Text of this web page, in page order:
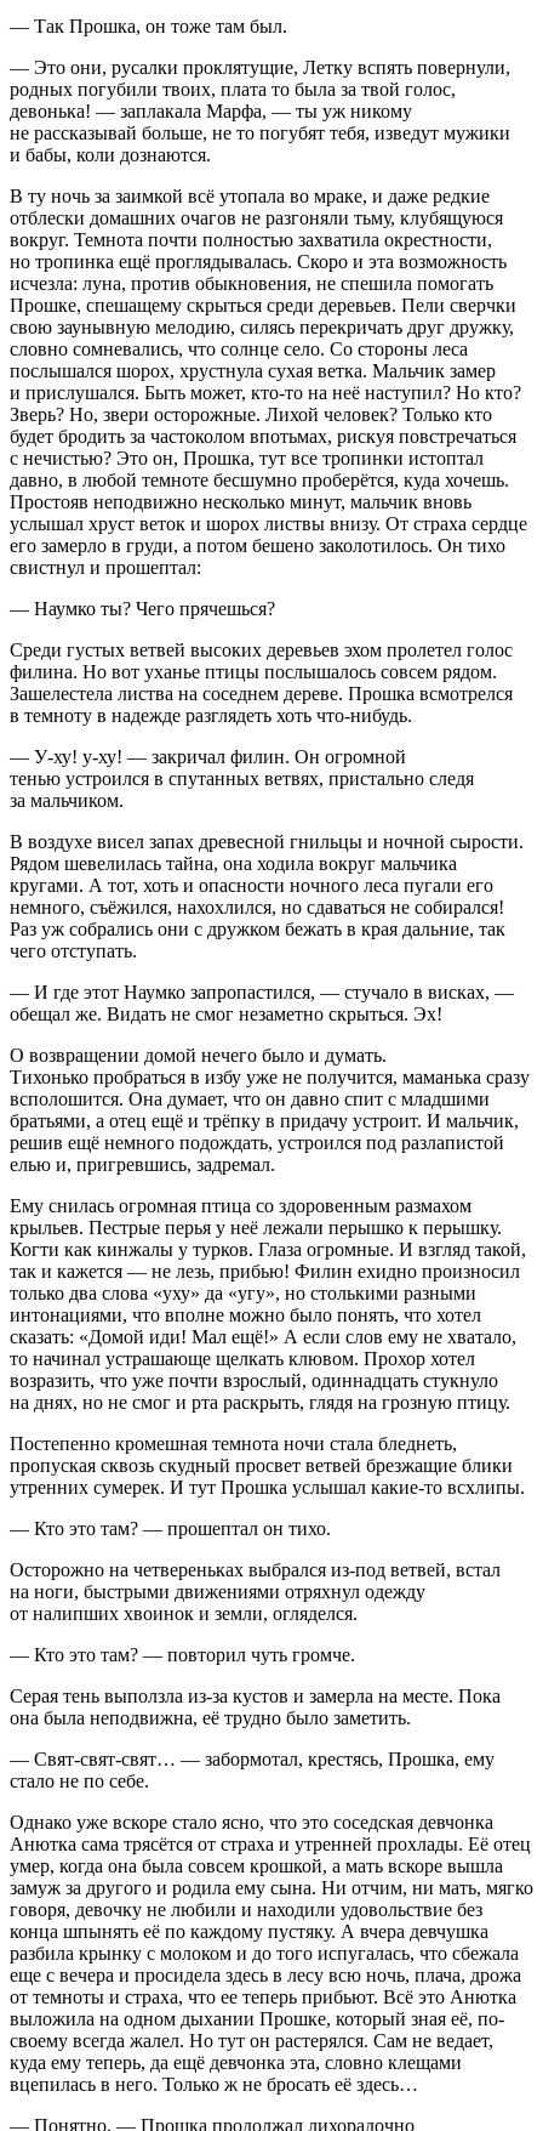
— Так Прошка, он тоже там был.
— Это они, русалки проклятущие, Летку вспять повернули,
родных погубили твоих, плата то была за твой голос,
девонька! — заплакала Марфа, — ты уж никому
не рассказывай больше, не то погубят тебя, изведут мужики
и бабы, коли дознаются.
В ту ночь за заимкой всё утопала во мраке, и даже редкие
отблески домашних очагов не разгоняли тьму, клубящуюся
вокруг. Темнота почти полностью захватила окрестности,
но тропинка ещё проглядывалась. Скоро и эта возможность
исчезла: луна, против обыкновения, не спешила помогать
Прошке, спешащему скрыться среди деревьев. Пели сверчки
свою заунывную мелодию, силясь перекричать друг дружку,
словно сомневались, что солнце село. Со стороны леса
послышался шорох, хрустнула сухая ветка. Мальчик замер
и прислушался. Быть может, кто-то на неё наступил? Но кто?
Зверь? Но, звери осторожные. Лихой человек? Только кто
будет бродить за частоколом впотьмах, рискуя повстречаться
с нечистью? Это он, Прошка, тут все тропинки истоптал
давно, в любой темноте бесшумно проберётся, куда хочешь.
Простояв неподвижно несколько минут, мальчик вновь
услышал хруст веток и шорох листвы внизу. От страха сердце
его замерло в груди, а потом бешено заколотилось. Он тихо
свистнул и прошептал:
— Наумко ты? Чего прячешься?
Среди густых ветвей высоких деревьев эхом пролетел голос
филина. Но вот уханье птицы послышалось совсем рядом.
Зашелестела листва на соседнем дереве. Прошка всмотрелся
в темноту в надежде разглядеть хоть что-нибудь.
— У-ху! у-ху! — закричал филин. Он огромной
тенью устроился в спутанных ветвях, пристально следя
за мальчиком.
В воздухе висел запах древесной гнильцы и ночной сырости.
Рядом шевелилась тайна, она ходила вокруг мальчика
кругами. А тот, хоть и опасности ночного леса пугали его
немного, съёжился, нахохлился, но сдаваться не собирался!
Раз уж собрались они с дружком бежать в края дальние, так
чего отступать.
— И где этот Наумко запропастился, — стучало в висках, —
обещал же. Видать не смог незаметно скрыться. Эх!
О возвращении домой нечего было и думать.
Тихонько пробраться в избу уже не получится, маманька сразу
всполошится. Она думает, что он давно спит с младшими
братьями, а отец ещё и трёпку в придачу устроит. И мальчик,
решив ещё немного подождать, устроился под разлапистой
елью и, пригревшись, задремал.
Ему снилась огромная птица со здоровенным размахом
крыльев. Пестрые перья у неё лежали перышко к перышку.
Когти как кинжалы у турков. Глаза огромные. И взгляд такой,
так и кажется — не лезь, прибью! Филин ехидно произносил
только два слова «уху» да «угу», но столькими разными
интонациями, что вполне можно было понять, что хотел
сказать: «Домой иди! Мал ещё!» А если слов ему не хватало,
то начинал устрашающе щелкать клювом. Прохор хотел
возразить, что уже почти взрослый, одиннадцать стукнуло
на днях, но не смог и рта раскрыть, глядя на грозную птицу.
Постепенно кромешная темнота ночи стала бледнеть,
пропуская сквозь скудный просвет ветвей брезжащие блики
утренних сумерек. И тут Прошка услышал какие-то всхлипы.
— Кто это там? — прошептал он тихо.
Осторожно на четвереньках выбрался из-под ветвей, встал
на ноги, быстрыми движениями отряхнул одежду
от налипших хвоинок и земли, огляделся.
— Кто это там? — повторил чуть громче.
Серая тень выползла из-за кустов и замерла на месте. Пока
она была неподвижна, её трудно было заметить.
— Свят-свят-свят… — забормотал, крестясь, Прошка, ему
стало не по себе.
Однако уже вскоре стало ясно, что это соседская девчонка
Анютка сама трясётся от страха и утренней прохлады. Её отец
умер, когда она была совсем крошкой, а мать вскоре вышла
замуж за другого и родила ему сына. Ни отчим, ни мать, мягко
говоря, девочку не любили и находили удовольствие без
конца шпынять её по каждому пустяку. А вчера девчушка
разбила крынку с молоком и до того испугалась, что сбежала
еще с вечера и просидела здесь в лесу всю ночь, плача, дрожа
от темноты и страха, что ее теперь прибьют. Всё это Анютка
выложила на одном дыхании Прошке, который зная её, по-
своему всегда жалел. Но тут он растерялся. Сам не ведает,
куда ему теперь, да ещё девчонка эта, словно клещами
вцепилась в него. Только ж не бросать её здесь…
— Понятно, — Прошка продолжал лихорадочно